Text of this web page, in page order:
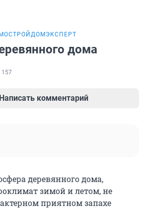
ДОМЭКСПЕРТ
дома
157
Написать комментарий
деревянного дома,
зимой и летом, не
приятном запахе